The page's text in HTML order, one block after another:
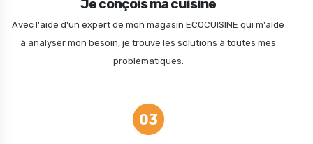
Je conçois ma cuisine
Avec l'aide d'un expert de mon magasin ECOCUISINE qui m'aide
à analyser mon besoin, je trouve les solutions à toutes mes
problématiques.
03